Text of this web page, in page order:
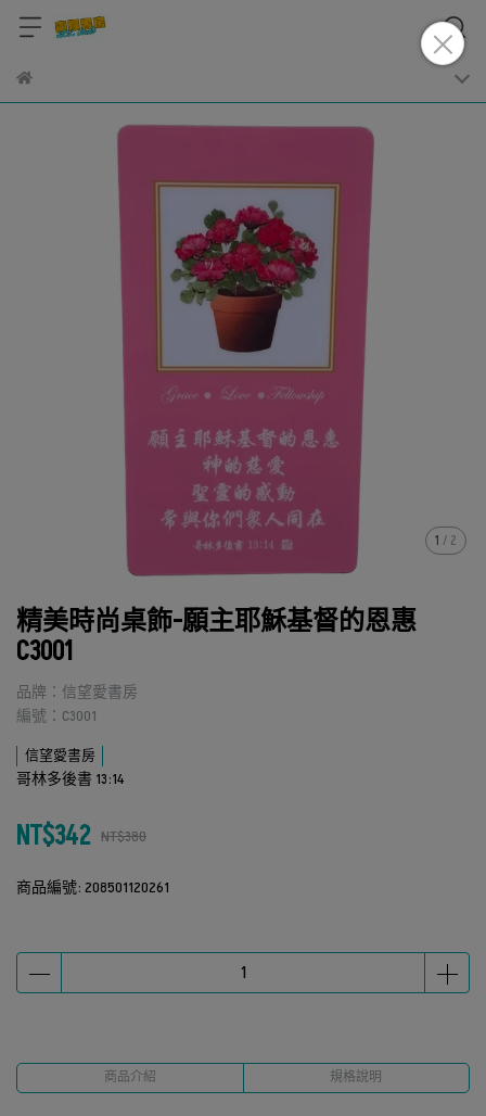
1 / 2
精美時尚桌飾-願主耶穌基督的恩惠
C3001
品牌：信望愛書房
編號：C3001
信望愛書房
哥林多後書 13:14
NT$342 NT$380
商品編號: 208501120261
商品介紹 規格說明